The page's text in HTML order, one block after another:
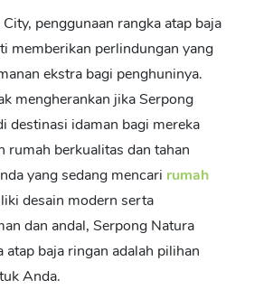
penggunaan rangka atap baja
memberikan perlindungan yang
ekstra bagi penghuninya.
mengherankan jika Serpong
destinasi idaman bagi mereka
rumah berkualitas dan tahan
yang sedang mencari rumah
desain modern serta
dan andal, Serpong Natura
atap baja ringan adalah pilihan
Anda.